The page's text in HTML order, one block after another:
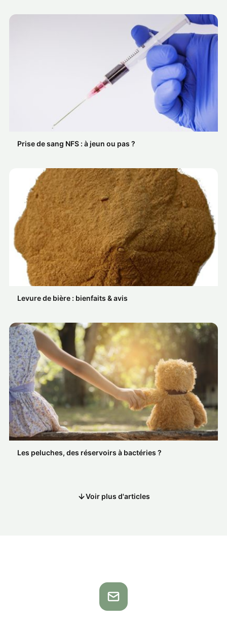
Prise de sang NFS : à jeun ou pas ?
Levure de bière : bienfaits & avis
Les peluches, des réservoirs à bactéries ?
Voir plus d'articles